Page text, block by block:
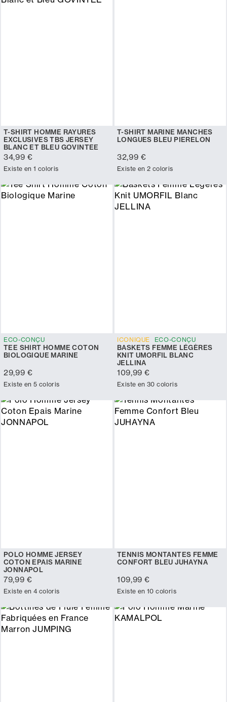
T-SHIRT HOMME RAYURES
EXCLUSIVES TBS JERSEY
BLANC ET BLEU GOVINTEE
34,99 €
Existe en 1 coloris
T-SHIRT MARINE MANCHES
LONGUES BLEU PIERELON
32,99 €
Existe en 2 coloris
ECO-CONÇU
TEE SHIRT HOMME COTON
BIOLOGIQUE MARINE
29,99 €
Existe en 5 coloris
ICONIQUE ECO-CONÇU
BASKETS FEMME LÉGÈRES
KNIT UMORFIL BLANC
JELLINA
109,99 €
Existe en 30 coloris
POLO HOMME JERSEY
COTON EPAIS MARINE
JONNAPOL
79,99 €
Existe en 4 coloris
TENNIS MONTANTES FEMME
CONFORT BLEU JUHAYNA
109,99 €
Existe en 10 coloris